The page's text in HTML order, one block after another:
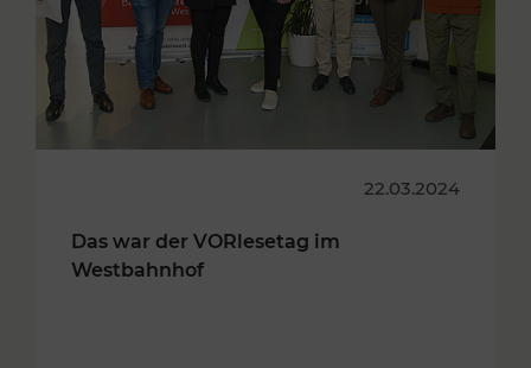
22.03.2024
Das war der VORlesetag im
Westbahnhof